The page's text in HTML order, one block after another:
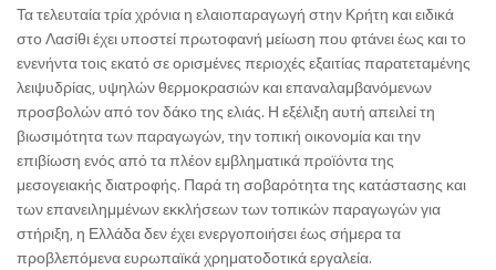
Τα τελευταία τρία χρόνια η ελαιοπαραγωγή στην Κρήτη και ειδικά
στο Λασίθι έχει υποστεί πρωτοφανή μείωση που φτάνει έως και το
ενενήντα τοις εκατό σε ορισμένες περιοχές εξαιτίας παρατεταμένης
λειψυδρίας, υψηλών θερμοκρασιών και επαναλαμβανόμενων
προσβολών από τον δάκο της ελιάς. Η εξέλιξη αυτή απειλεί τη
βιωσιμότητα των παραγωγών, την τοπική οικονομία και την
επιβίωση ενός από τα πλέον εμβληματικά προϊόντα της
μεσογειακής διατροφής. Παρά τη σοβαρότητα της κατάστασης και
των επανειλημμένων εκκλήσεων των τοπικών παραγωγών για
στήριξη, η Ελλάδα δεν έχει ενεργοποιήσει έως σήμερα τα
προβλεπόμενα ευρωπαϊκά χρηματοδοτικά εργαλεία.